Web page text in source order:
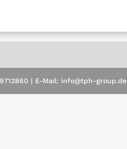
| E-Mail: info@tph-group.de